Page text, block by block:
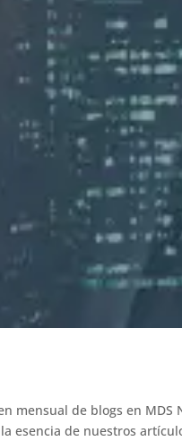
mensual de blogs en
esencia de nuestros